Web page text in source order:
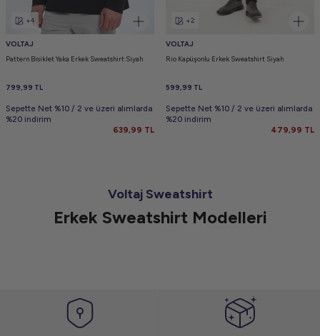
+4
VOLTAJ
Pattern Bisiklet Yaka Erkek Sweatshirt Siyah
799,99 TL
Sepette Net %10 / 2 ve üzeri alımlarda
%20 indirim
639,99 TL
+2
VOLTAJ
Rio Kapüşonlu Erkek Sweatshirt Siyah
599,99 TL
Sepette Net %10 / 2 ve üzeri alımlarda
%20 indirim
479,99 TL
Voltaj Sweatshirt
Erkek Sweatshirt Modelleri